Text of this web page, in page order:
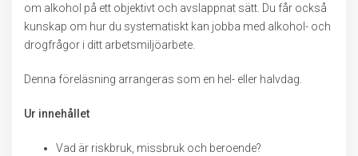
om alkohol på ett objektivt och avslappnat sätt. Du får också
kunskap om hur du systematiskt kan jobba med alkohol- och
drogfrågor i ditt arbetsmiljöarbete.
Denna föreläsning arrangeras som en hel- eller halvdag.
Ur innehållet
Vad är riskbruk, missbruk och beroende?